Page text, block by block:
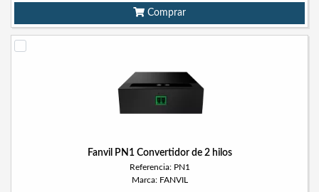
Comprar
Fanvil PN1 Convertidor de 2 hilos
Referencia: PN1
Marca: FANVIL